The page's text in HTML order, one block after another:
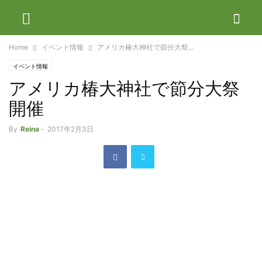
Home イベント情報 アメリカ椿大神社で節分大祭...
イベント情報
アメリカ椿大神社で節分大祭
開催
By Reina - 2017年2月3日